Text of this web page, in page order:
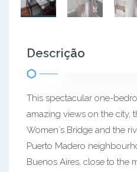
Descrição
This spectacular one-
amazing views on the city,
Women`s Bridge and the
Puerto Madero
Buenos Aires, close to the